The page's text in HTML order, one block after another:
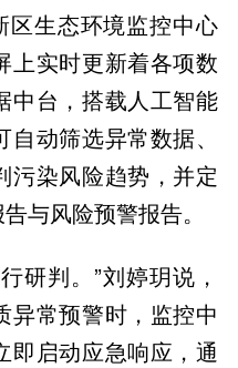
区生态环境监控中心
上实时更新着各项数
中台，搭载人工智能
动筛选异常数据、
污染风险趋势，并定
与风险预警报告。
研判。”刘婷玥说，
异常预警时，监控中
即启动应急响应，通